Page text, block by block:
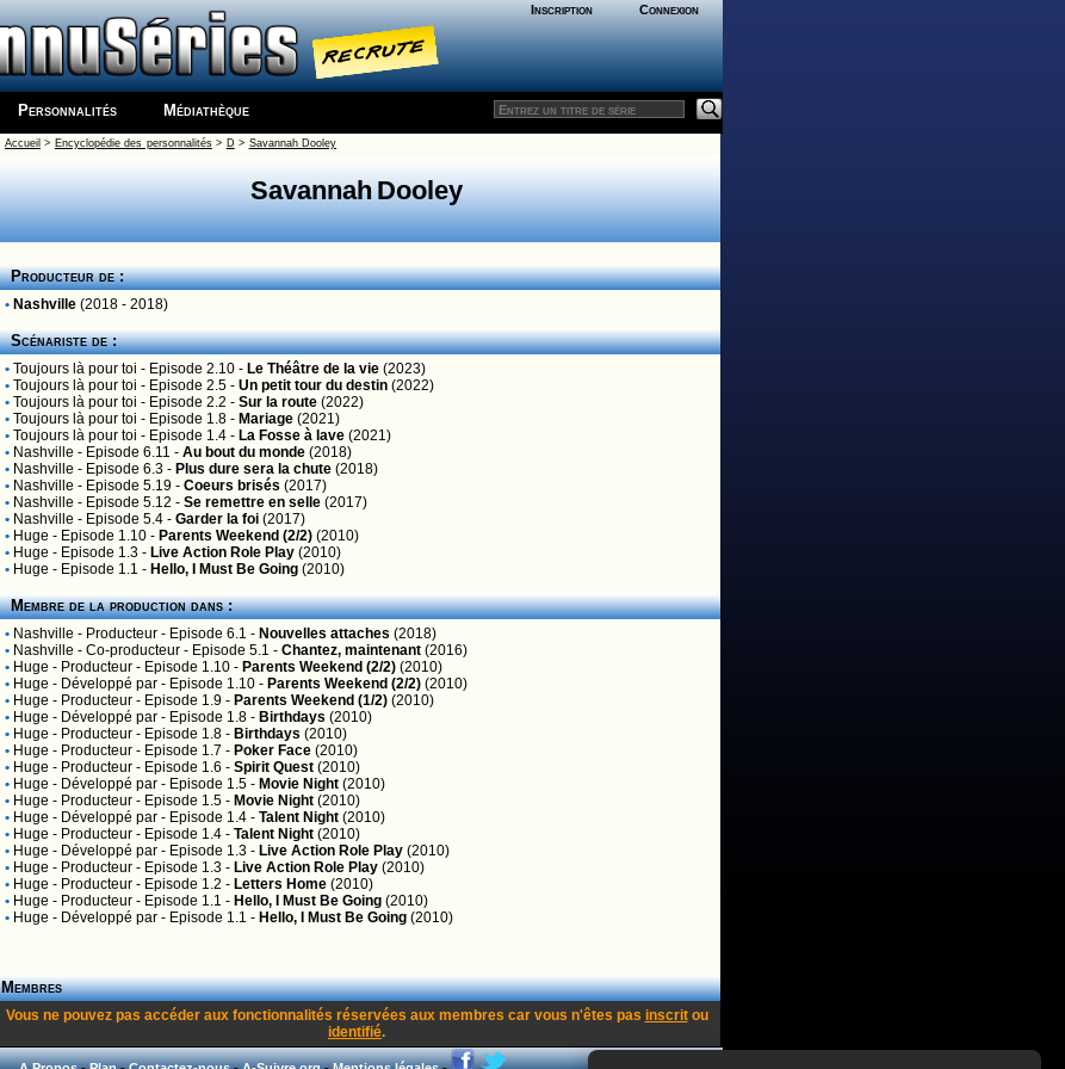
Inscription Connexion
Personnalités Médiathèque
Accueil > Encyclopédie des personnalités> D > Savannah Dooley
Savannah Dooley
Producteur de :
• Nashville (2018 - 2018)
Scénariste de :
• Toujours là pour toi - Episode 2.10 - Le Théâtre de la vie (2023)
• Toujours là pour toi - Episode 2.5 - Un petit tour du destin (2022)
• Toujours là pour toi - Episode 2.2 - Sur la route (2022)
• Toujours là pour toi - Episode 1.8 - Mariage (2021)
• Toujours là pour toi - Episode 1.4 - La Fosse à lave (2021)
• Nashville - Episode 6.11 - Au bout du monde (2018)
• Nashville - Episode 6.3 - Plus dure sera la chute (2018)
• Nashville - Episode 5.19 - Coeurs brisés (2017)
• Nashville - Episode 5.12 - Se remettre en selle (2017)
• Nashville - Episode 5.4 - Garder la foi (2017)
• Huge - Episode 1.10 - Parents Weekend (2/2) (2010)
• Huge - Episode 1.3 - Live Action Role Play (2010)
• Huge - Episode 1.1 - Hello, I Must Be Going (2010)
Membre de la production dans :
• Nashville - Producteur - Episode 6.1 - Nouvelles attaches (2018)
• Nashville - Co-producteur - Episode 5.1 - Chantez, maintenant (2016)
• Huge - Producteur - Episode 1.10 - Parents Weekend (2/2) (2010)
• Huge - Développé par - Episode 1.10 - Parents Weekend (2/2) (2010)
• Huge - Producteur - Episode 1.9 - Parents Weekend (1/2) (2010)
• Huge - Développé par - Episode 1.8 - Birthdays (2010)
• Huge - Producteur - Episode 1.8 - Birthdays (2010)
• Huge - Producteur - Episode 1.7 - Poker Face (2010)
• Huge - Producteur - Episode 1.6 - Spirit Quest (2010)
• Huge - Développé par - Episode 1.5 - Movie Night (2010)
• Huge - Producteur - Episode 1.5 - Movie Night (2010)
• Huge - Développé par - Episode 1.4 - Talent Night (2010)
• Huge - Producteur - Episode 1.4 - Talent Night (2010)
• Huge - Développé par - Episode 1.3 - Live Action Role Play (2010)
• Huge - Producteur - Episode 1.3 - Live Action Role Play (2010)
• Huge - Producteur - Episode 1.2 - Letters Home (2010)
• Huge - Producteur - Episode 1.1 - Hello, I Must Be Going (2010)
• Huge - Développé par - Episode 1.1 - Hello, I Must Be Going (2010)
Membres
Vous ne pouvez pas accéder aux fonctionnalités réservées aux membres car vous n'êtes pas inscritou
identifié.